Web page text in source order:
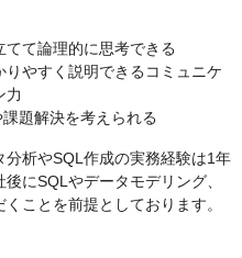
てて論理的に思考できる
りやすく説明できるコミュニケ
力
題解決を考えられる
析やSQL作成の実務経験は1年
にSQLやデータモデリング、
ことを前提としております。